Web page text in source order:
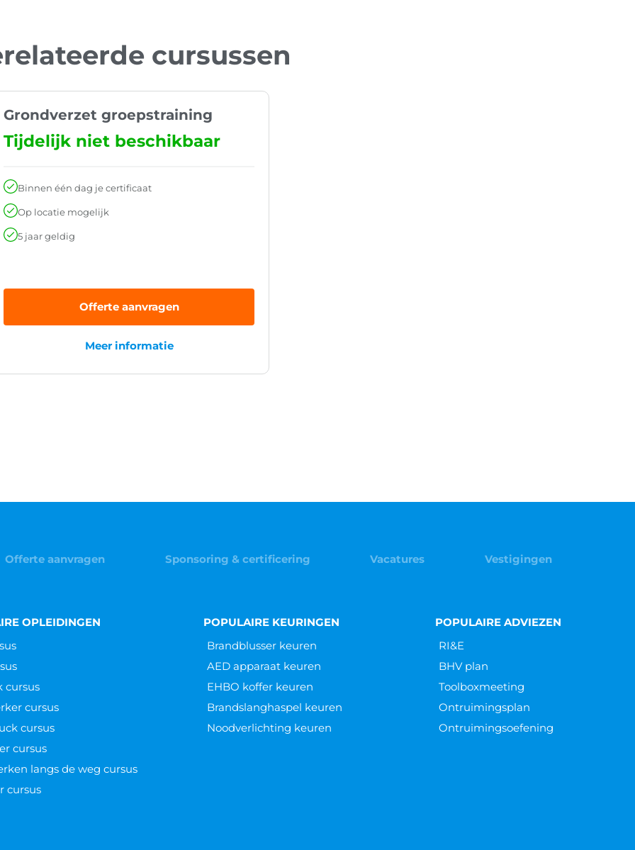
cursussen
Grondverzet groepstraining
Tijdelijk niet beschikbaar
Binnen één dag je certificaat
Op locatie mogelijk
5 jaar geldig
Offerte aanvragen
Meer informatie
Offerte aanvragen Sponsoring & certificering Vacatures Vestigingen
OPLEIDINGEN
cursus
cursus
cursus
cursus
langs de weg cursus
cursus
POPULAIRE KEURINGEN
Brandblusser keuren
AED apparaat keuren
EHBO koffer keuren
Brandslanghaspel keuren
Noodverlichting keuren
POPULAIRE ADVIEZEN
RI&E
BHV plan
Toolboxmeeting
Ontruimingsplan
Ontruimingsoefening